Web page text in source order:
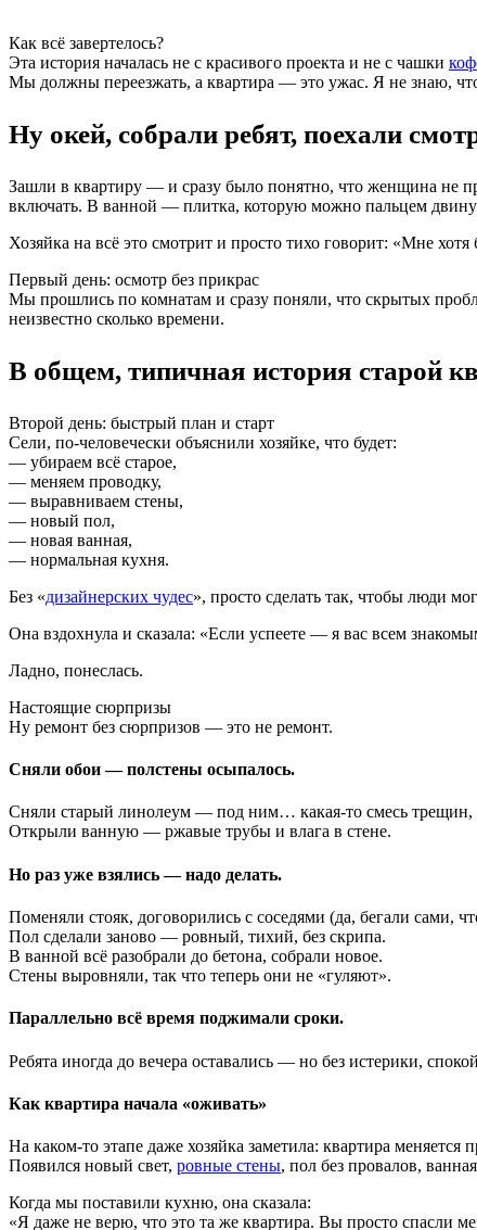
Как всё завертелось?
Эта история началась не с красивого проекта и не с чашки
Мы должны переезжать, а квартира — это ужас. Я не знаю,
Ну окей, собрали ребят, поехали
Зашли в квартиру — и сразу было понятно, что женщина не
включать. В ванной — плитка, которую можно пальцем
Хозяйка на всё это смотрит и просто тихо говорит: «Мне
Первый день: осмотр без прикрас
Мы прошлись по комнатам и сразу поняли, что скрытых
неизвестно сколько времени.
В общем, типичная история старой
Второй день: быстрый план и старт
Сели, по-человечески объяснили хозяйке, что будет:
— убираем всё старое,
— меняем проводку,
— выравниваем стены,
— новый пол,
— новая ванная,
— нормальная кухня.
Без «дизайнерских чудес», просто сделать так, чтобы люди
Она вздохнула и сказала: «Если успеете — я вас всем
Ладно, понеслась.
Настоящие сюрпризы
Ну ремонт без сюрпризов — это не ремонт.
Сняли обои — полстены осыпалось.
Сняли старый линолеум — под ним… какая-то смесь трещин,
Открыли ванную — ржавые трубы и влага в стене.
Но раз уже взялись — надо делать.
Поменяли стояк, договорились с соседями (да, бегали сами,
Пол сделали заново — ровный, тихий, без скрипа.
В ванной всё разобрали до бетона, собрали новое.
Стены выровняли, так что теперь они не «гуляют».
Параллельно всё время поджимали сроки.
Ребята иногда до вечера оставались — но без истерики,
Как квартира начала «оживать»
На каком-то этапе даже хозяйка заметила: квартира меняется
Появился новый свет, ровные стены, пол без провалов,
Когда мы поставили кухню, она сказала:
«Я даже не верю, что это та же квартира. Вы просто спасли